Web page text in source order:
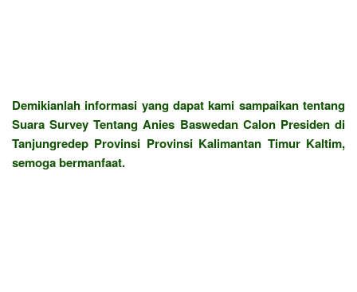
Demikianlah informasi yang dapat kami sampaikan tentang
Suara Survey Tentang Anies Baswedan Calon Presiden di
Tanjungredep Provinsi Provinsi Kalimantan Timur Kaltim,
semoga bermanfaat.